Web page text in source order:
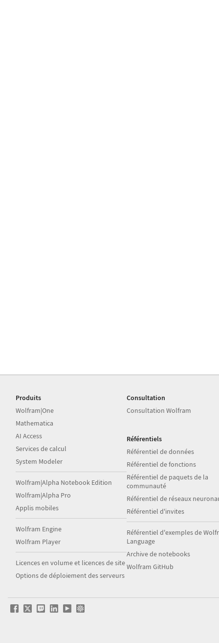
Produits
Wolfram|One
Mathematica
AI Access
Services de calcul
System Modeler
Wolfram|Alpha Notebook Edition
Wolfram|Alpha Pro
Applis mobiles
Wolfram Engine
Wolfram Player
Licences en volume et licences de site
Options de déploiement des serveurs
Consultation
Consultation Wolfram
Référentiels
Référentiel de données
Référentiel de fonctions
Référentiel de paquets de la
communauté
Référentiel de réseaux
Référentiel d'invites
Référentiel d'exemples de
Language
Archive de notebooks
Wolfram GitHub